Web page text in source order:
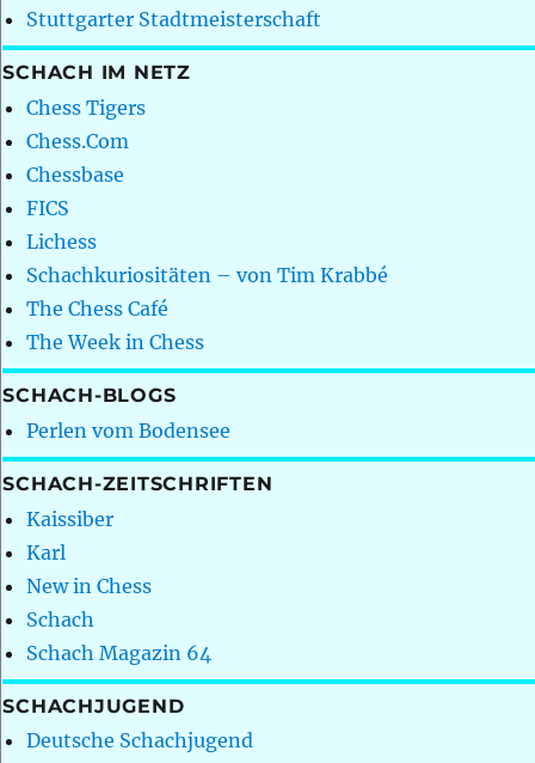
Stuttgarter Stadtmeisterschaft
SCHACH IM NETZ
Chess Tigers
Chess.Com
Chessbase
FICS
Lichess
Schachkuriositäten – von Tim Krabbé
The Chess Café
The Week in Chess
SCHACH-BLOGS
Perlen vom Bodensee
SCHACH-ZEITSCHRIFTEN
Kaissiber
Karl
New in Chess
Schach
Schach Magazin 64
SCHACHJUGEND
Deutsche Schachjugend